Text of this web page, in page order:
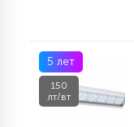
5 лет
150
лт/вт